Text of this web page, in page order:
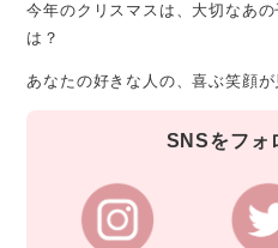
今年のクリスマスは、大切なあ
は？
あなたの好きな人の、喜ぶ笑顔
SNSをフ